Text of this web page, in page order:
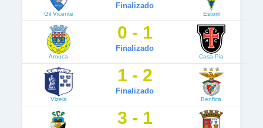
Gil Vicente
Finalizado
Estoril
Arouca
0 - 1
Finalizado
Casa Pia
Vizela
1 - 2
Finalizado
Benfica
3 - 1